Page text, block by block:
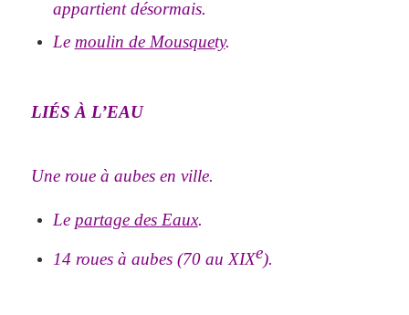
appartient désormais.
Le moulin de Mousquety.
LIÉS À L’EAU
Une roue à aubes en ville.
Le partage des Eaux.
14 roues à aubes (70 au XIXe).